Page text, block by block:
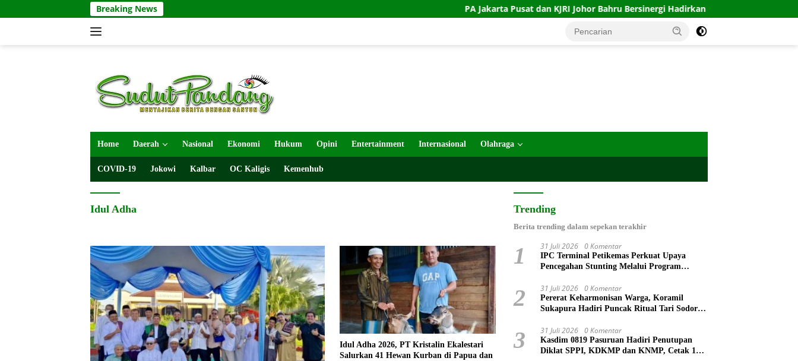
ke
Breaking News PA Jakarta Pusat dan KJRI Johor Bahru Bersinergi Hadirkan Layanan Isbat Nikah bagi WNI di
Home Daerah Nasional Ekonomi Hukum Opini Entertainment Internasional Olahraga
COVID-19 Jokowi Kalbar OC Kaligis Kemenhub
Idul Adha
Idul Adha 2026, PT Kristalin Ekalestari
Salurkan 41 Hewan Kurban di Papua dan
Trending
Berita trending dalam sepekan terakhir
1 31 Juli 2026 0 Komentar
IPC Terminal Petikemas Perkuat Upaya
Pencegahan Stunting Melalui Program
2 31 Juli 2026 0 Komentar
Pererat Keharmonisan Warga, Koramil
Sukapura Hadiri Puncak Ritual Tari Sodoran
3 31 Juli 2026 0 Komentar
Kasdim 0819 Pasuruan Hadiri Penutupan
Diklat SPPI, KDKMP dan KNMP, Cetak 172